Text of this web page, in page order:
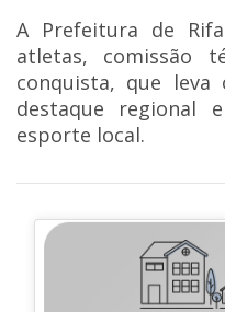
A Prefeitura de
atletas, comissão
conquista, que
destaque regional
esporte local.